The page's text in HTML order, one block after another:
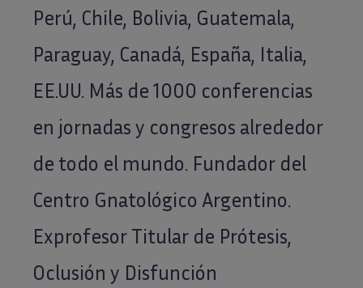
Perú, Chile, Bolivia, Guatemala,
Paraguay, Canadá, España, Italia,
EE.UU. Más de 1000 conferencias
en jornadas y congresos alrededor
de todo el mundo. Fundador del
Centro Gnatológico Argentino.
Exprofesor Titular de Prótesis,
Oclusión y Disfunción